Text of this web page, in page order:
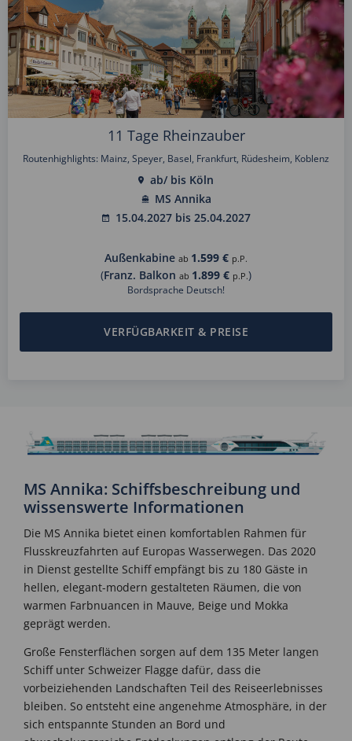
11 Tage Rheinzauber
Routenhighlights: Mainz, Speyer, Basel, Frankfurt, Rüdesheim, Koblenz
ab/ bis Köln
MS Annika
15.04.2027 bis 25.04.2027
Außenkabine ab 1.599 € p.P.
(Franz. Balkon ab 1.899 € p.P.)
Bordsprache Deutsch!
VERFÜGBARKEIT & PREISE
MS Annika: Schiffsbeschreibung und
wissenswerte Informationen
Die MS Annika bietet einen komfortablen Rahmen für
Flusskreuzfahrten auf Europas Wasserwegen. Das 2020
in Dienst gestellte Schiff empfängt bis zu 180 Gäste in
hellen, elegant-modern gestalteten Räumen, die von
warmen Farbnuancen in Mauve, Beige und Mokka
geprägt werden.
Große Fensterflächen sorgen auf dem 135 Meter langen
Schiff unter Schweizer Flagge dafür, dass die
vorbeiziehenden Landschaften Teil des Reiseerlebnisses
bleiben. So entsteht eine angenehme Atmosphäre, in der
sich entspannte Stunden an Bord und